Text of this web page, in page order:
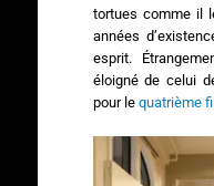
tortues comme il
années
esprit.
éloigné de celui
pour le quatrième